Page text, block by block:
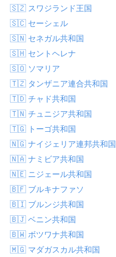
🇸🇿 スワジランド王国
🇸🇨 セーシェル
🇸🇳 セネガル共和国
🇸🇭 セントヘレナ
🇸🇴 ソマリア
🇹🇿 タンザニア連合共和国
🇹🇩 チャド共和国
🇹🇳 チュニジア共和国
🇹🇬 トーゴ共和国
🇳🇬 ナイジェリア連邦共和国
🇳🇦 ナミビア共和国
🇳🇪 ニジェール共和国
🇧🇫 ブルキナファソ
🇧🇮 ブルンジ共和国
🇧🇯 ベニン共和国
🇧🇼 ボツワナ共和国
🇲🇬 マダガスカル共和国